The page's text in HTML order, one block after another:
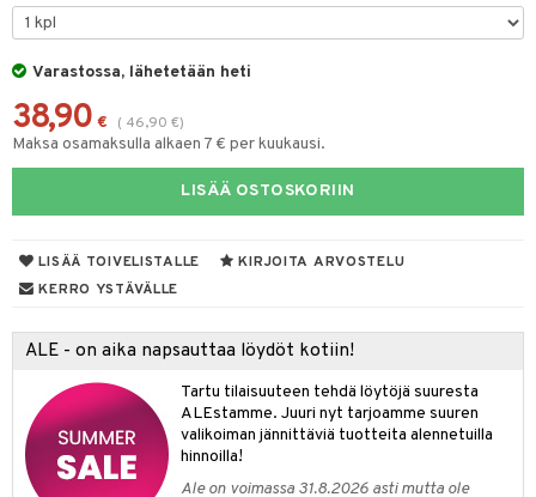
Varastossa, lähetetään heti
38,90 € ( 46,90 €)
Maksa osamaksulla alkaen 7 € per kuukausi.
LISÄÄ OSTOSKORIIN
LISÄÄ TOIVELISTALLE
KIRJOITA ARVOSTELU
KERRO YSTÄVÄLLE
ALE - on aika napsauttaa löydöt kotiin!
Tartu tilaisuuteen tehdä löytöjä suuresta
ALEstamme. Juuri nyt tarjoamme suuren
valikoiman jännittäviä tuotteita alennetuilla
hinnoilla!
Ale on voimassa 31.8.2026 asti mutta ole
Maustemyllyt
/ Outdoor
& Vihannesveitset
sisustus